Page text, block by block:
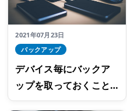
2021年07月23日
バックアップ
デバイス毎にバックア
ップを取っておくこと
が重要！スマホ・パソ